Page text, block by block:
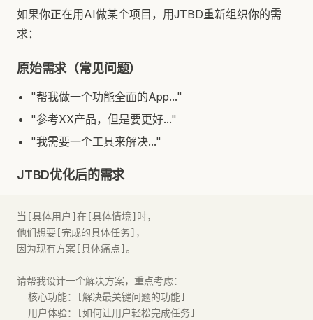
如果你正在用AI做某个项目，用JTBD重新组织你的需
求：
原始需求（常见问题）
"帮我做一个功能全面的App..."
"参考XX产品，但是要更好..."
"我需要一个工具来解决..."
JTBD优化后的需求
当[具体用户]在[具体情境]时，
他们想要[完成的具体任务]，
因为现有方案[具体痛点]。
请帮我设计一个解决方案，重点考虑：
- 核心功能：[解决最关键问题的功能]
- 用户体验：[如何让用户轻松完成任务]